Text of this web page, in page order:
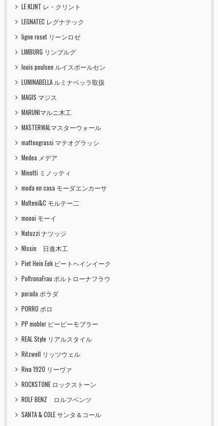
LE KLINT レ・クリント
LEGNATEC レグナテック
ligne roset リーンロゼ
LIMBURG リンブルグ
louis poulsen ルイスポールセン
LUMINABELLA ルミナベッラ取扱
MAGIS マジス
MARUNIマルニ木工
MASTERWALマスターウォール
matteograssi マテオグラッシ
Medea メデア
Minotti ミノッティ
moda en casa モーダエンカーサ
Molteni&C モルテー二
moooi モーイ
Natuzzi ナツッジ
NIssin 日進木工
Piet Hein Eek ピートヘインイーク
PoltronaFrau ポルトローナフラウ
porada ポラダ
PORRO ポロ
PP mobler ピーピーモブラー
REAL Style リアルスタイル
Ritzwell リッツウェル
Riva 1920 リーヴァ
ROCKSTONE ロックストーン
ROLF BENZ ロルフベンツ
SANTA & COLE サンタ＆コール